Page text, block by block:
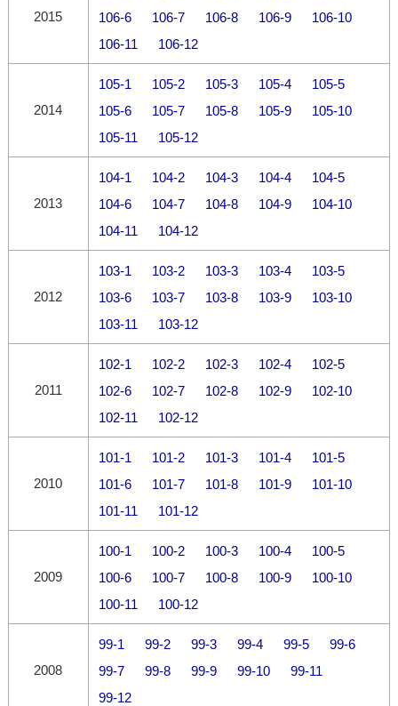
2015
106-6
106-7 106-8 106-9
106-10
106-11
106-12
2014
105-1 105-2 105-3 105-4
105-5
105-6
105-7 105-8 105-9
105-10
105-11
105-12
2013
104-1 104-2 104-3 104-4
104-5
104-6
104-7 104-8 104-9
104-10
104-11
104-12
2012
103-1 103-2 103-3 103-4
103-5
103-6
103-7 103-8 103-9
103-10
103-11
103-12
2011
102-1 102-2 102-3 102-4
102-5
102-6
102-7 102-8 102-9
102-10
102-11
102-12
2010
101-1 101-2 101-3 101-4
101-5
101-6
101-7 101-8 101-9
101-10
101-11
101-12
2009
100-1 100-2 100-3 100-4
100-5
100-6
100-7 100-8 100-9
100-10
100-11
100-12
2008
99-1 99-2 99-3 99-4 99-5
99-6
99-7
99-8 99-9 99-10
99-11
99-12